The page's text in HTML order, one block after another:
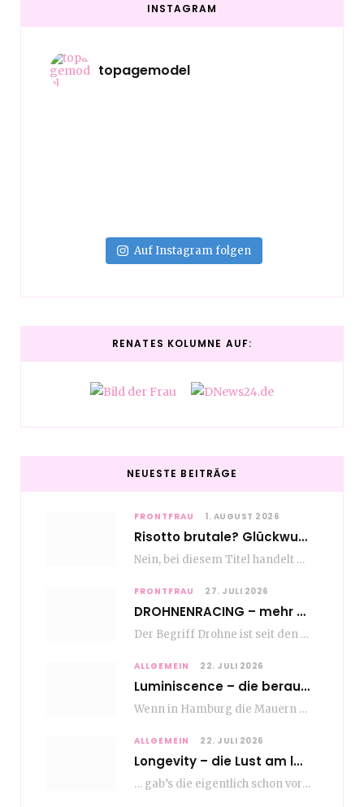
INSTAGRAM
topagemodel
Auf Instagram folgen
RENATES KOLUMNE AUF:
NEUESTE BEITRÄGE
FRONTFRAU 1. AUGUST 2026
Risotto brutale? Glückwunsch Axel Milberg zum 70. Geburtstag
Nein, bei diesem Titel handelt es sich nicht um eine Kochshow, oder vielleicht doch etwas.…
FRONTFRAU 27. JULI 2026
DROHNENRACING – mehr als ein hipper Nischensport
Der Begriff Drohne ist seit den andauernden weltweiten Kriegshandlungen seit Jahren in aller Munde. Und…
ALLGEMEIN 22. JULI 2026
Luminiscence – die berauschende Macht von klingenden Bildern
Wenn in Hamburg die Mauern zu sprechen beginnen, dann ist es die unverwechselbare, tiefsonore Stimme…
ALLGEMEIN 22. JULI 2026
Longevity – die Lust am langen Leben
… gab’s die eigentlich schon vor Erfindung des ultimativen Trends? Keine Ahnung – ich glaube,…